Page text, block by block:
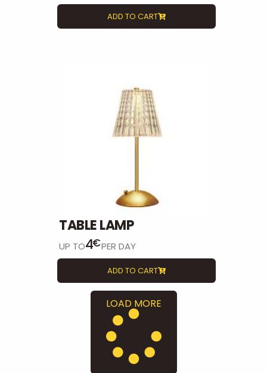
ADD TO CART
TABLE LAMP
UP TO4€PER DAY
ADD TO CART
LOAD MORE